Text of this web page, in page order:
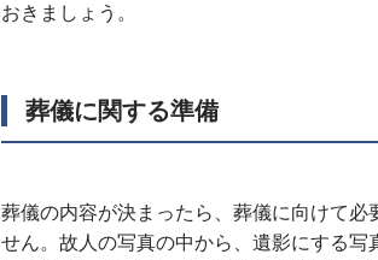
おきましょう。
葬儀に関する準備
葬儀の内容が決まったら、葬儀に向けて必
せん。故人の写真の中から、遺影にする写